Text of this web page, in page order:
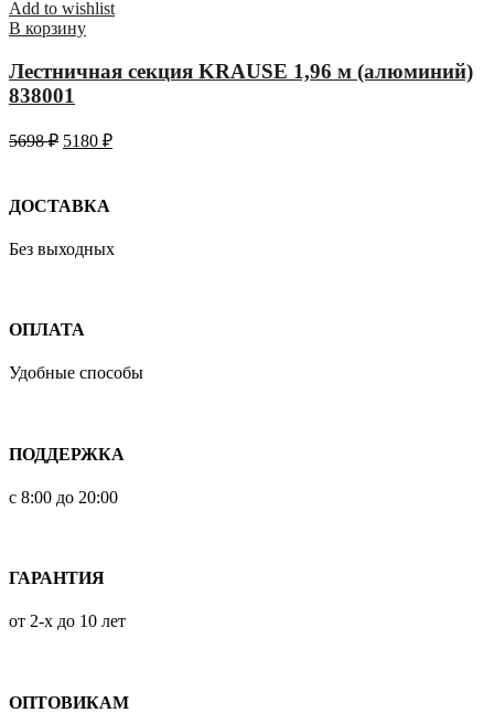
Add to wishlist
В корзину
Лестничная секция KRAUSE 1,96 м (алюминий)
838001
5698₽ 5180 ₽
ДОСТАВКА
Без выходных
ОПЛАТА
Удобные способы
ПОДДЕРЖКА
с 8:00 до 20:00
ГАРАНТИЯ
от 2-х до 10 лет
ОПТОВИКАМ